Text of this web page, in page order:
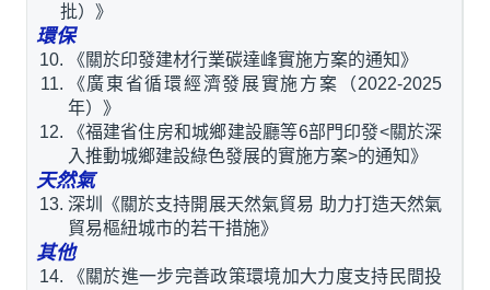
批）》
環保
《關於印發建材行業碳達峰實施方案的通知》
《廣東省循環經濟發展實施方案（2022-2025
年）》
《福建省住房和城鄉建設廳等6部門印發<關於深
入推動城鄉建設綠色發展的實施方案>的通知》
天然氣
深圳《關於支持開展天然氣貿易 助力打造天然氣
貿易樞紐城市的若干措施》
其他
《關於進一步完善政策環境加大力度支持民間投